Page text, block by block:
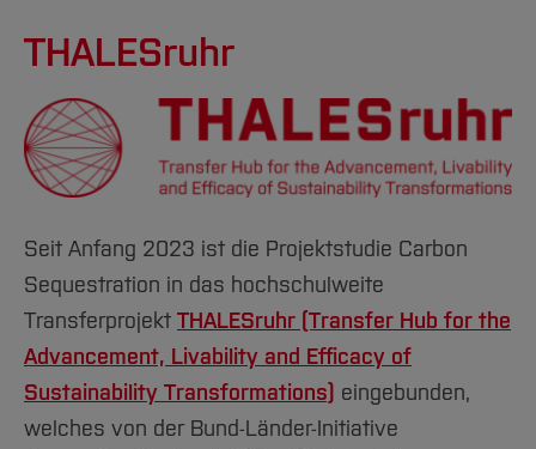
THALESruhr
Seit Anfang 2023 ist die Projektstudie Carbon
Sequestration in das hochschulweite
Transferprojekt THALESruhr (Transfer Hub for the
Advancement, Livability and Efficacy of
Sustainability Transformations) eingebunden,
welches von der Bund-Länder-Initiative